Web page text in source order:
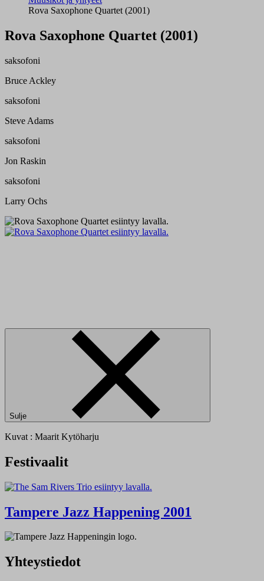
Rova Saxophone Quartet (2001)
Rova Saxophone Quartet (2001)
saksofoni
Bruce Ackley
saksofoni
Steve Adams
saksofoni
Jon Raskin
saksofoni
Larry Ochs
Sulje
Kuvat : Maarit Kytöharju
Festivaalit
Tampere Jazz Happening 2001
Yhteystiedot